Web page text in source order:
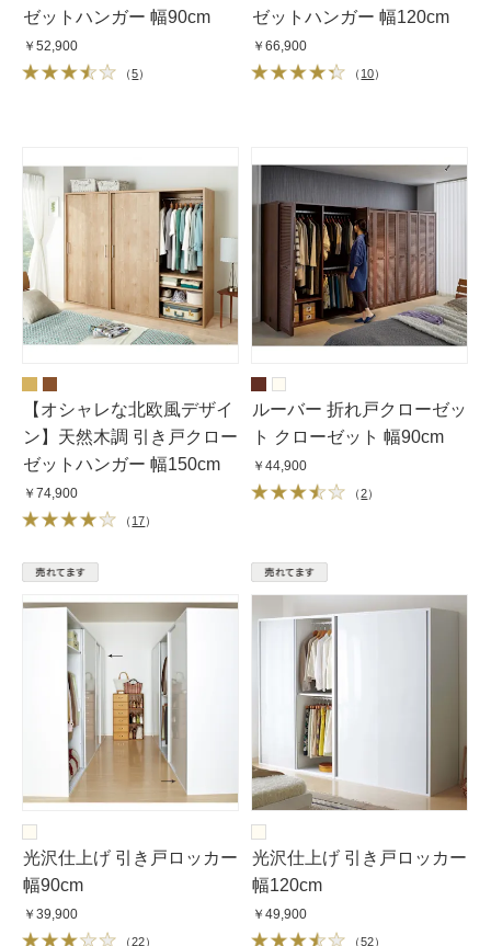
ゼットハンガー 幅90cm
￥52,900
（5）
ゼットハンガー 幅120cm
￥66,900
（ 10）
【オシャレな北欧風デザイ
ン】天然木調 引き戸クロー
ゼットハンガー 幅150cm
￥74,900
（ 17）
ルーバー 折れ戸クローゼッ
ト クローゼット 幅90cm
￥44,900
（2）
光沢仕上げ 引き戸ロッカー
幅90cm
￥39,900
（22）
光沢仕上げ 引き戸ロッカー
幅120cm
￥49,900
（52）